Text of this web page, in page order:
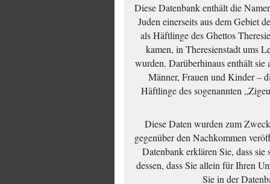
Diese Datenbank enthält die
Juden einerseits aus dem Gebiet
als Häftlinge des Ghettos
kamen, in Theresienstadt ums
wurden. Darüberhinaus enthält
Männer, Frauen und Kinder –
Häftlinge des sogenannten
Diese Daten wurden zum
gegenüber den Nachkommen
Datenbank erklären Sie, dass sie
dessen, dass Sie allein für Ihren
Sie in der